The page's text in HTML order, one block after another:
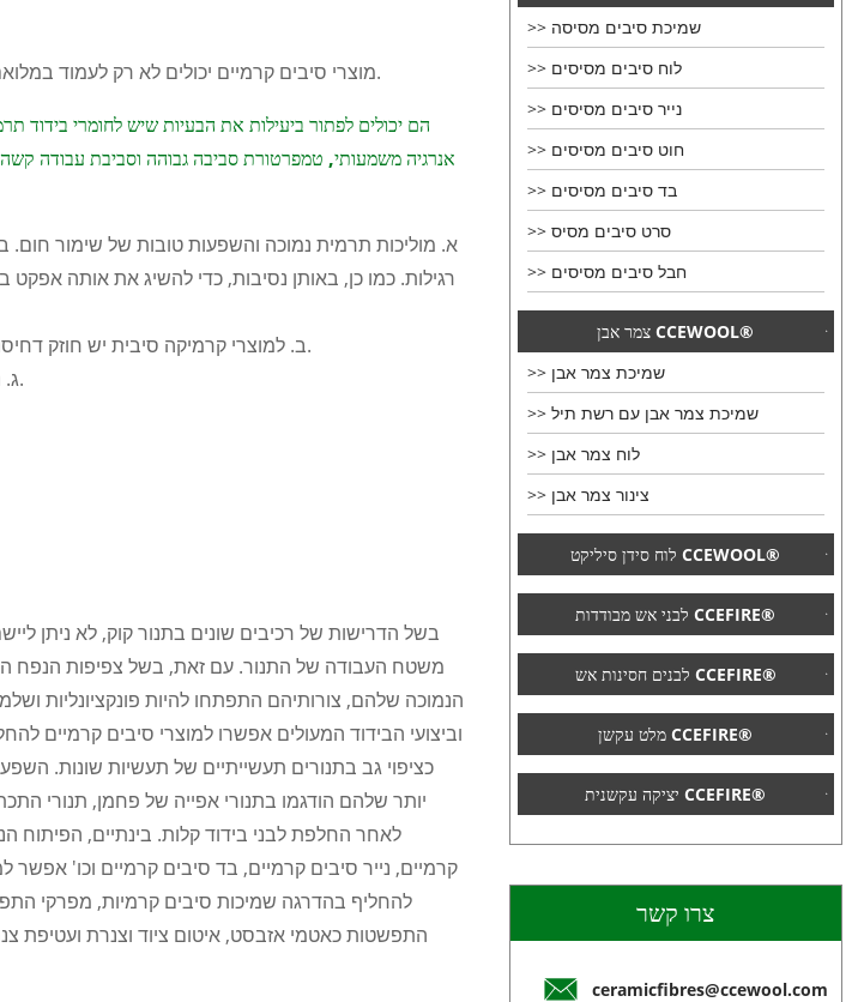
שמיכת סיבים מסיסה
לוח סיבים מסיסים
נייר סיבים מסיסים
חוט סיבים מסיסים
בד סיבים מסיסים
סרט סיבים מסיס
חבל סיבים מסיסים
צמר אבן CCEWOOL®
שמיכת צמר אבן
שמיכת צמר אבן עם רשת תיל
לוח צמר אבן
צינור צמר אבן
לוח סידן סיליקט CCEWOOL®
לבני אש מבודדות CCEFIRE®
לבנים חסינות אש CCEFIRE®
מלט עקשן CCEFIRE®
יציקה עקשנית CCEFIRE®
צרו קשר
ceramicfibres@ccewool.com
מוצרי סיבים קרמיים יכולים לא רק לעמוד במלואם בדרישות הנ"ל, אלא גם להיות בעלי יתרונות שאין דומה להם שחסרים לבני בידוד אור רגילות.
הם יכולים לפתור ביעילות את הבעיות שיש לחומרי בידוד
אנרגיה משמעותי, טמפרטורת סביבה גבוהה וסביבת עבודה קשה.
א. מוליכות תרמית נמוכה והשפעות טובות של שימור
ב. למוצרי קרמיקה סיבית יש חוזק דחיסה גבוה, שיכול לעמוד באופן מלא בדרישות של ציפוי התנור לחוזק דחיסה של לבני שכבת בידוד.
ג. הצטמקות ליניארית קלה בטמפרטורות גבוהות; עמידות בטמפרטורה גבוהה וחיי שירות ארוכים.
בשל הדרישות של רכיבים שונים בתנור קוק, לא ניתן
משטח העבודה של התנור. עם זאת, בשל צפיפות הנפח
הנמוכה שלהם, צורותיהם התפתחו להיות פונקציונליות
וביצועי הבידוד המעולים אפשרו למוצרי סיבים קרמיים
כציפוי גב בתנורים תעשייתיים של תעשיות שונות.
יותר שלהם הודגמו בתנורי אפייה של פחמן, תנורי
לאחר החלפת לבני בידוד קלות. בינתיים, הפיתוח
קרמיים, נייר סיבים קרמיים, בד סיבים קרמיים וכו' אפשר
להחליף בהדרגה שמיכות סיבים קרמיות, מפרקי
התפשטות כאטמי אזבסט, איטום ציוד וצנרת ועטיפת